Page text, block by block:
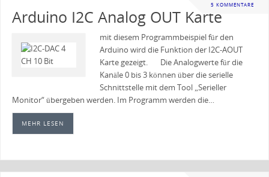
5 KOMMENTARE
Arduino I2C Analog OUT Karte
mit diesem Programmbeispiel für den
Arduino wird die Funktion der I2C-AOUT
Karte gezeigt. Die Analogwerte für die
Kanäle 0 bis 3 können über die serielle
Schnittstelle mit dem Tool „Serieller
Monitor“ übergeben werden. Im Programm werden die…
MEHR LESEN